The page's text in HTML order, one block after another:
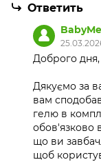
Ответить
Доброго дня,
Дякуємо за
вам
гелю в
обов'язково
що ви
щоб